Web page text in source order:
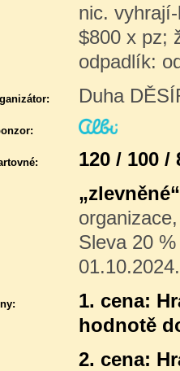
nic.
$800 x pz;
odpadlík:
Duha
120 / 100 /
„zlevněné“
Sleva 20
01.10.2024.
1. cena:
hodnotě
2. cena: